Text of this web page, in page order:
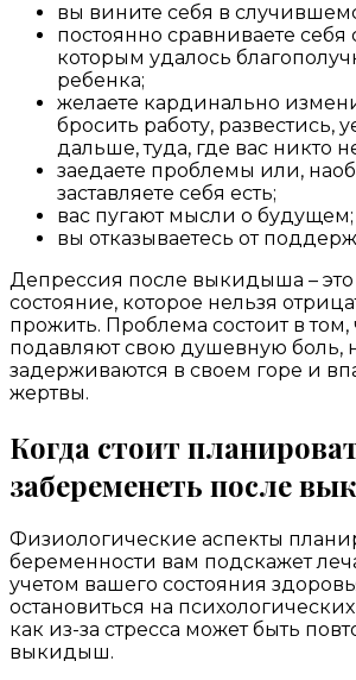
вы вините себя в
постоянно сравниваете
которым удалось
ребенка;
желаете кардинально
бросить работу, развестись,
дальше, туда, где вас никто
заедаете проблемы или,
заставляете себя есть;
вас пугают мысли о будущем;
вы отказываетесь от
Депрессия после выкидыша – это
состояние, которое нельзя
прожить. Проблема состоит в том,
подавляют свою душевную боль,
задерживаются в своем горе и
жертвы.
Когда стоит
забеременеть после
Физиологические аспекты
беременности вам подскажет
учетом вашего состояния
остановиться на психологических
как из-за стресса может быть
выкидыш.